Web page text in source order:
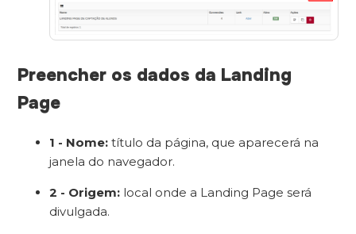
Preencher os dados da Landing
Page
1 - Nome: título da página, que aparecerá na
janela do navegador.
2 - Origem: local onde a Landing Page será
divulgada.